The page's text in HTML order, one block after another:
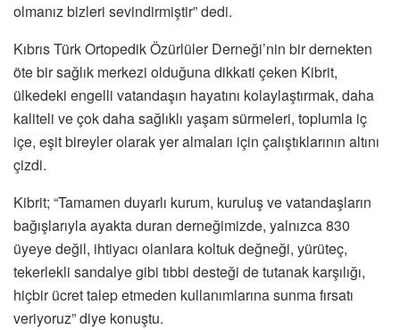
olmanız bizleri sevindirmiştir” dedi.
Kıbrıs Türk Ortopedik Özürlüler Derneği’nin bir dernekten
öte bir sağlık merkezi olduğuna dikkati çeken Kibrit,
ülkedeki engelli vatandaşın hayatını kolaylaştırmak, daha
kaliteli ve çok daha sağlıklı yaşam sürmeleri, toplumla iç
içe, eşit bireyler olarak yer almaları için çalıştıklarının altını
çizdi.
Kibrit; “Tamamen duyarlı kurum, kuruluş ve vatandaşların
bağışlarıyla ayakta duran derneğimizde, yalnızca 830
üyeye değil, ihtiyacı olanlara koltuk değneği, yürüteç,
tekerlekli sandalye gibi tıbbi desteği de tutanak karşılığı,
hiçbir ücret talep etmeden kullanımlarına sunma fırsatı
veriyoruz” diye konuştu.